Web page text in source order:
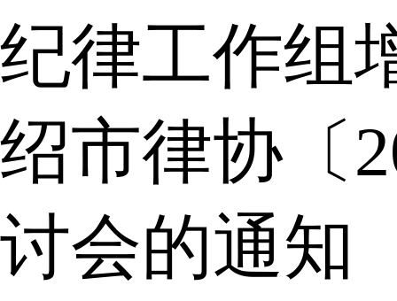
纪律工作组
绍市律协〔
讨会的通知